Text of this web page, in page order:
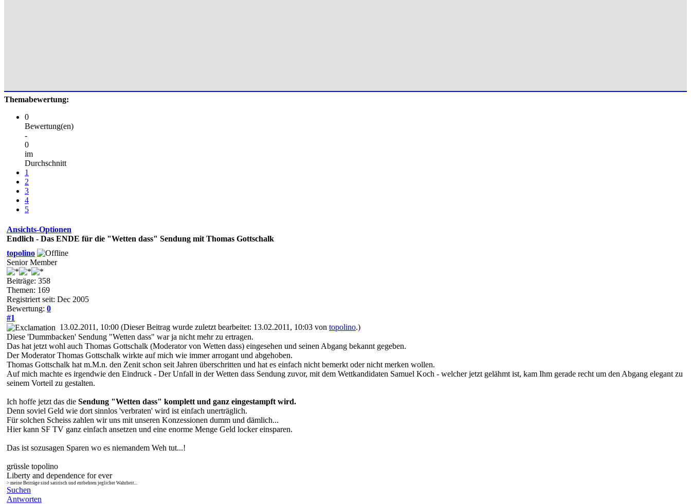
Themabewertung:
0
Bewertung(en)
-
0
im
Durchschnitt
1
2
3
4
5
Ansichts-Optionen
Endlich - Das ENDE für die "Wetten dass" Sendung mit Thomas Gottschalk
topolino
Senior Member
Beiträge: 358
Themen: 169
Registriert seit: Dec 2005
Bewertung: 0
#1
13.02.2011, 10:00 (Dieser Beitrag wurde zuletzt bearbeitet: 13.02.2011, 10:03 von topolino.)
Diese 'Dummbacken' Sendung "Wetten dass" war ja nicht mehr zu ertragen.
Das hat jetzt wohl auch Thomas Gottschalk (Moderator von Wetten dass) eingesehen und seinen Abgang bekannt gegeben.
Der Moderator Thomas Gottschalk wirkte auf mich wie immer arrogant und abgehoben.
Thomas Gottschalk hat m.M.n. den Zenit schon seit Jahren überschritten und hat es einfach nicht bemerkt oder nicht merken wollen.
Auf mich machte es irgendwie den Eindruck - Der Unfall in der Wetten dass Sendung zuvor, mit dem Wettkandidaten Samuel Koch - welcher jetzt gelähmt ist, kam Ihm gerade recht um den Abgang elegant zu
seinem Vorteil zu gestalten.
Ich hoffe jetzt das die Sendung "Wetten dass" komplett und ganz eingestampft wird.
Denn soviel Geld wie dort sinnlos 'verbraten' wird ist einfach unerträglich.
Für solchen Scheiss zahlen wir uns mit unseren Konzessionen dumm und dämlich...
Hier kann SF TV ganz einfach ansetzen und eine enorme Menge Geld locker einsparen.
Das ist sozusagen Sparen wo es niemandem Weh tut...!
grüssle topolino
Liberty and dependence for ever
> meine Beiträge sind satirisch und entbehren jeglicher Wahrheit...
Suchen
Antworten